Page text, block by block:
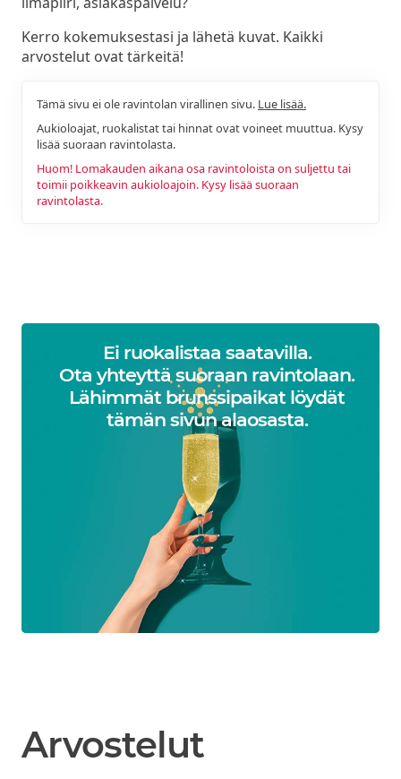
Kerro kokemuksestasi ja lähetä kuvat. Kaikki
arvostelut ovat tärkeitä!
Tämä sivu ei ole ravintolan virallinen sivu. Lue lisää.
Aukioloajat, ruokalistat tai hinnat ovat voineet muuttua. Kysy
lisää suoraan ravintolasta.
Huom! Lomakauden aikana osa ravintoloista on suljettu tai
toimii poikkeavin aukioloajoin. Kysy lisää suoraan
ravintolasta.
Ei ruokalistaa saatavilla.
Ota yhteyttä suoraan ravintolaan.
Lähimmät brunssipaikat löydät
tämän sivun alaosasta.
Arvostelut